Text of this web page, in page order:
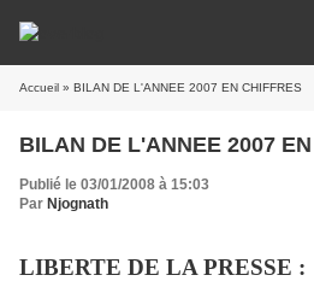
Accueil » BILAN DE L'ANNEE 2007 EN CHIFFRES
BILAN DE L'ANNEE 2007
Publié le 03/01/2008 à 15:03
Par Njognath
LIBERTE DE LA PRESSE :